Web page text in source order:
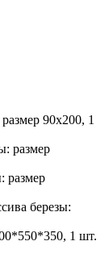
90x200, 1
размер
размер
березы:
1 шт.